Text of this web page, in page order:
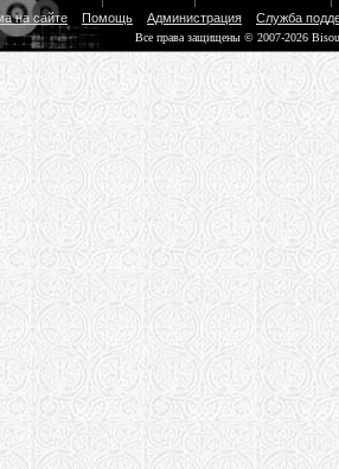
на сайте
Помощь Администрация Служба
Все права защищены © 2007-2026